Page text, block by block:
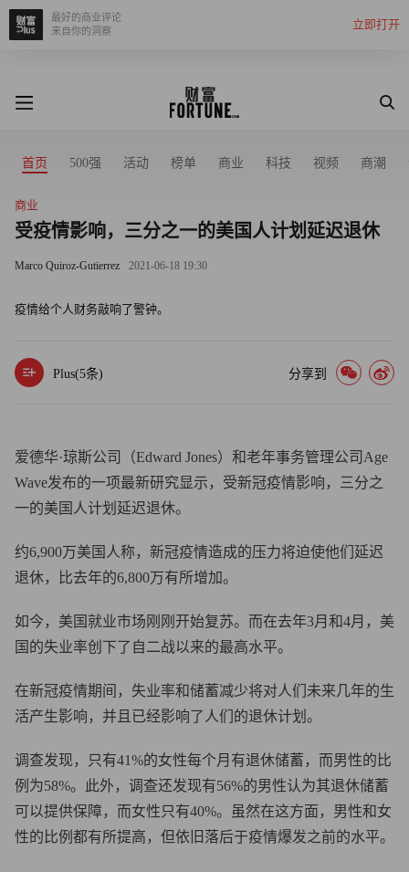
立即打开
最好的商业评论
来自你的洞察
首页 500强 活动 榜单 商业 科技 视频 商潮
商业
受疫情影响，三分之一的美国人计划延迟退休
Marco Quiroz-Gutierrez 2021-06-18 19:30
疫情给个人财务敲响了警钟。
Plus(5条) 分享到
爱德华·琼斯公司（Edward Jones）和老年事务管理公司Age
Wave发布的一项最新研究显示，受新冠疫情影响，三分之
一的美国人计划延迟退休。
约6,900万美国人称，新冠疫情造成的压力将迫使他们延迟
退休，比去年的6,800万有所增加。
如今，美国就业市场刚刚开始复苏。而在去年3月和4月，美
国的失业率创下了自二战以来的最高水平。
在新冠疫情期间，失业率和储蓄减少将对人们未来几年的生
活产生影响，并且已经影响了人们的退休计划。
调查发现，只有41%的女性每个月有退休储蓄，而男性的比
例为58%。此外，调查还发现有56%的男性认为其退休储蓄
可以提供保障，而女性只有40%。虽然在这方面，男性和女
性的比例都有所提高，但依旧落后于疫情爆发之前的水平。